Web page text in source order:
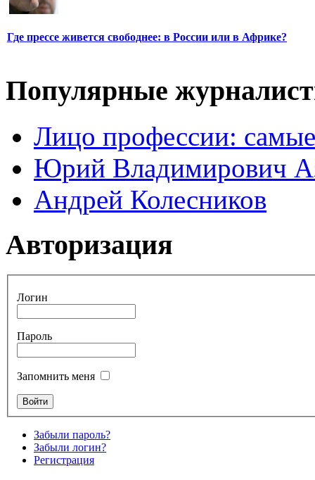
Где прессе живется свободнее: в России или в Африке?
Популярные
Лицо профессии:
Юрий Владимирович
Андрей Колесников
Авторизация
Логин
Пароль
Запомнить меня
Забыли пароль?
Забыли логин?
Регистрация